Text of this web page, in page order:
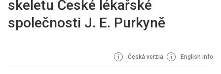
skeletu České lékařské
společnosti J. E. Purkyně
Česká verzia English info